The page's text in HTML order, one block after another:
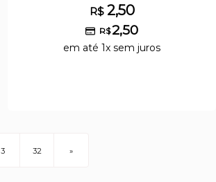
R$ 2,50
R$2,50
em até 1x sem juros
3 32 »